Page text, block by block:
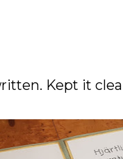
Kept it